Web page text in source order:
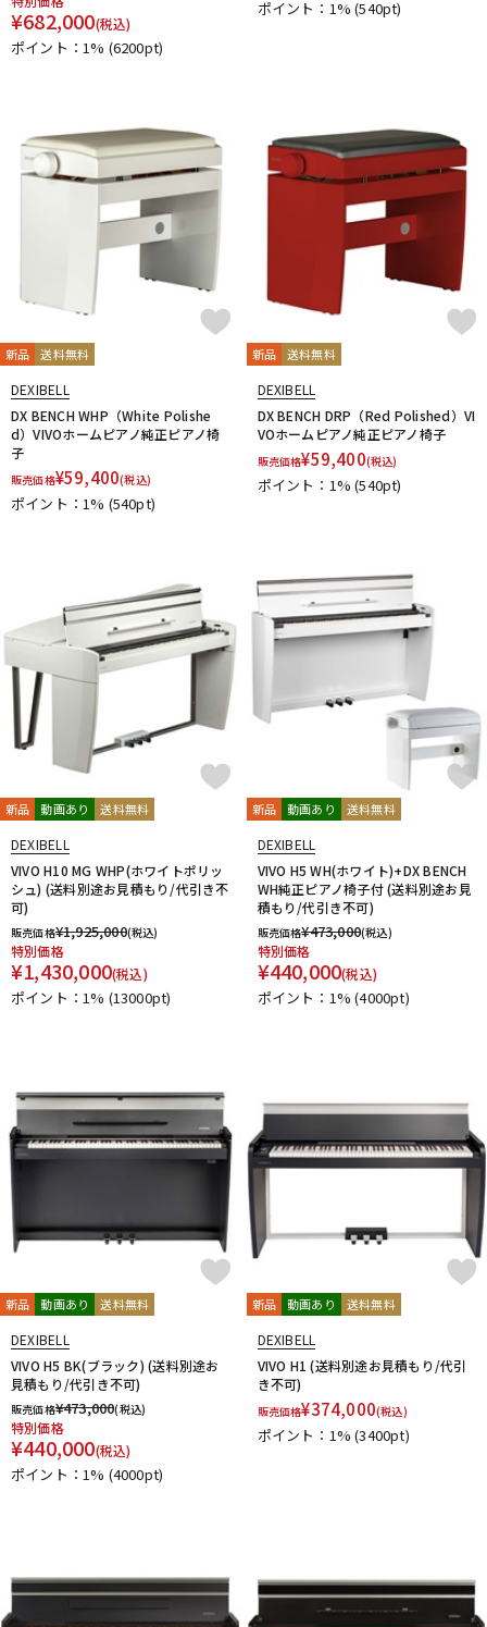
¥682,000(税込)
ポイント：1% (6200pt)
ポイント：1%(540pt)
新品 送料無料
DEXIBELL
DX BENCH WHP（White Polishe
d）VIVOホームピアノ純正ピアノ椅
子
販売価格¥59,400(税込)
ポイント：1% (540pt)
新品 送料無料
DEXIBELL
DX BENCH DRP（Red Polished）VI
VOホームピアノ純正ピアノ椅子
販売価格¥59,400(税込)
ポイント：1%(540pt)
新品 動画あり 送料無料
DEXIBELL
VIVO H10 MG WHP(ホワイトポリッ
シュ) (送料別途お見積もり/代引き不
可)
販売価格¥1,925,000(税込)
特別価格
¥1,430,000(税込)
ポイント：1% (13000pt)
新品 動画あり 送料無料
DEXIBELL
VIVO H5 WH(ホワイト)+DX BENCH
WH純正ピアノ椅子付 (送料別途お見
積もり/代引き不可)
販売価格¥473,000(税込)
特別価格
¥440,000(税込)
ポイント：1%(4000pt)
新品 動画あり 送料無料
DEXIBELL
VIVO H5 BK(ブラック) (送料別途お
見積もり/代引き不可)
販売価格¥473,000(税込)
特別価格
¥440,000(税込)
ポイント：1% (4000pt)
新品 動画あり 送料無料
DEXIBELL
VIVO H1 (送料別途お見積もり/代引
き不可)
販売価格¥374,000(税込)
ポイント：1%(3400pt)